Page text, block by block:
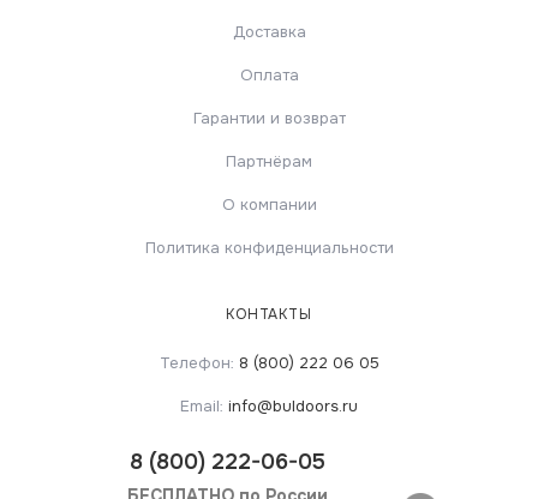
Доставка
Оплата
Гарантии и возврат
Партнёрам
О компании
Политика конфиденциальности
КОНТАКТЫ
Телефон: 8 (800) 222 06 05
Email: info@buldoors.ru
8 (800) 222-06-05